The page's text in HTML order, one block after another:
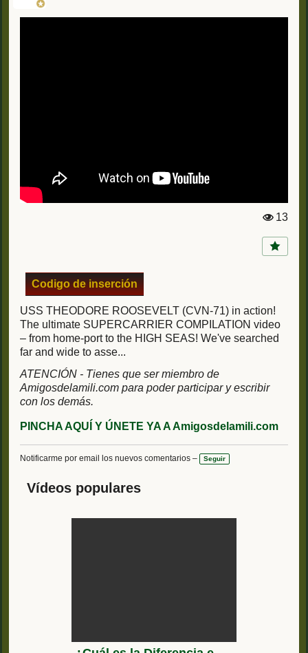
st
13
Codigo de inserción
USS THEODORE ROOSEVELT (CVN-71) in action!
The ultimate SUPERCARRIER COMPILATION video
– from home-port to the HIGH SEAS! We've searched
far and wide to asse...
ATENCIÓN - Tienes que ser miembro de
Amigosdelamili.com para poder participar y escribir
con los demás.
PINCHA AQUÍ Y ÚNETE YA A Amigosdelamili.com
Notificarme por email los nuevos comentarios – Seguir
Vídeos populares